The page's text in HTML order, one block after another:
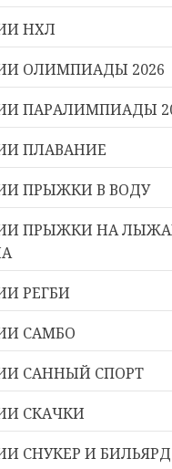
НХЛ
ОЛИМПИАДЫ 2026
ПАРАЛИМПИАДЫ
ПЛАВАНИЕ
ПРЫЖКИ В ВОДУ
ПРЫЖКИ НА
РЕГБИ
САМБО
САННЫЙ СПОРТ
СКАЧКИ
СНУКЕР И БИЛЬЯРД